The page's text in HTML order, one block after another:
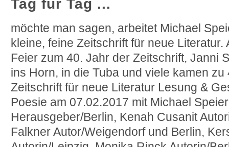
Tag für Tag ...
möchte man sagen, arbeitet Michael
kleine, feine Zeitschrift für neue Literatur.
Feier zum 40. Jahr der Zeitschrift, Janni
ins Horn, in die Tuba und viele kamen zu
Zeitschrift für neue Literatur Lesung &
Poesie am 07.02.2017 mit Michael
Herausgeber/Berlin, Kenah Cusanit
Falkner Autor/Weigendorf und Berlin,